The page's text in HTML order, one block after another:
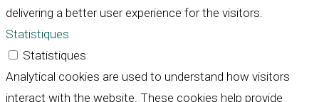
delivering a better user experience for the visitors.
Statistiques
Statistiques
Analytical cookies are used to understand how visitors
interact with the website. These cookies help provide